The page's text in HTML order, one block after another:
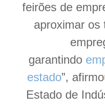
feirões de
aproximar os
garantindo
estado”,
Estado de